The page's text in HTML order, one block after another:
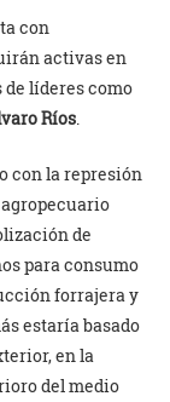
con
activas en
líderes como
Ríos
con la represión
de
para consumo
forrajera y
estaría basado
en la
del medio